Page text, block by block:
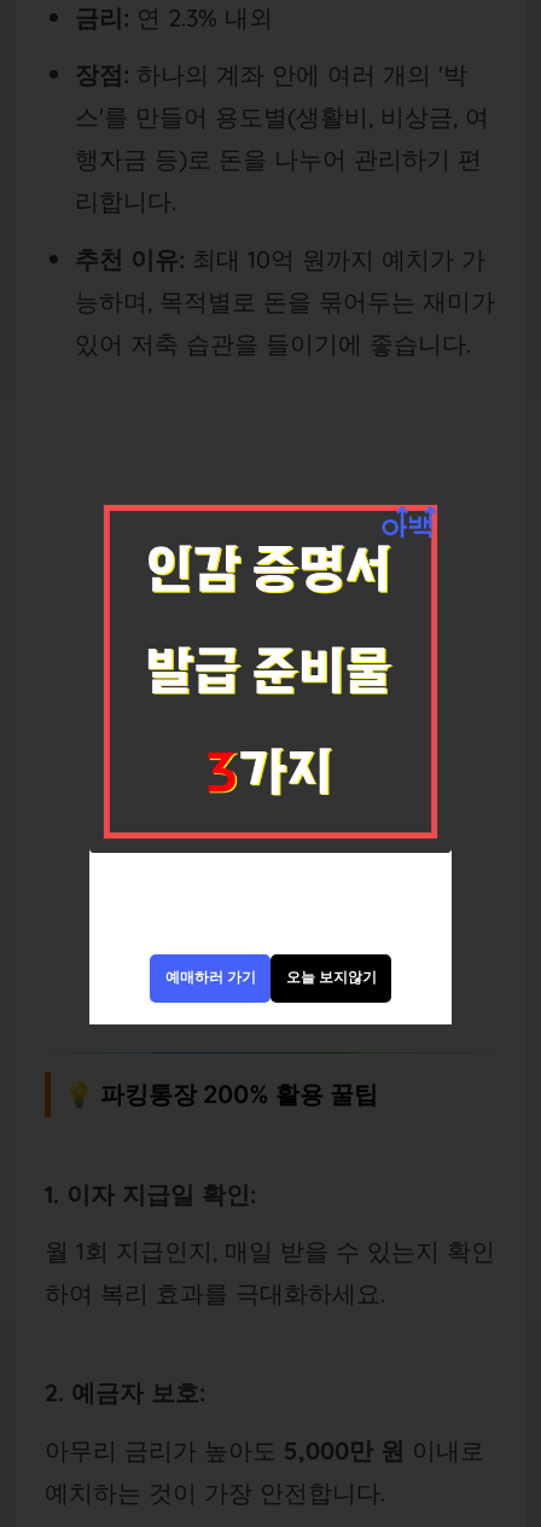
금리: 연 2.3% 내외
장점: 하나의 계좌 안에 여러 개의 '박
스'를 만들어 용도별(생활비, 비상금, 여
행자금 등)로 돈을 나누어 관리하기 편
리합니다.
추천 이유: 최대 10억 원까지 예치가 가
능하며, 목적별로 돈을 묶어두는 재미가
있어 저축 습관을 들이기에 좋습니다.
💡 파킹통장 200% 활용 꿀팁
1. 이자 지급일 확인:
월 1회 지급인지, 매일 받을 수 있는지 확인
하여 복리 효과를 극대화하세요.
2. 예금자 보호:
아무리 금리가 높아도 5,000만 원 이내로
예치하는 것이 가장 안전합니다.
예매하러 가기 오늘 보지않기